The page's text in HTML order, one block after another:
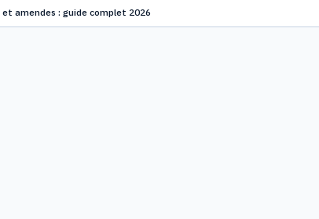
et amendes : guide complet 2026